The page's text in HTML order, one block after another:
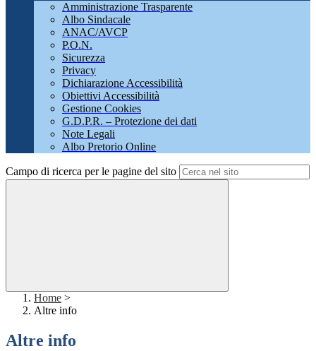
Amministrazione Trasparente
Albo Sindacale
ANAC/AVCP
P.O.N.
Sicurezza
Privacy
Dichiarazione Accessibilità
Obiettivi Accessibilità
Gestione Cookies
G.D.P.R. – Protezione dei dati
Note Legali
Albo Pretorio Online
Campo di ricerca per le pagine del sito
Home >
Altre info
Altre info